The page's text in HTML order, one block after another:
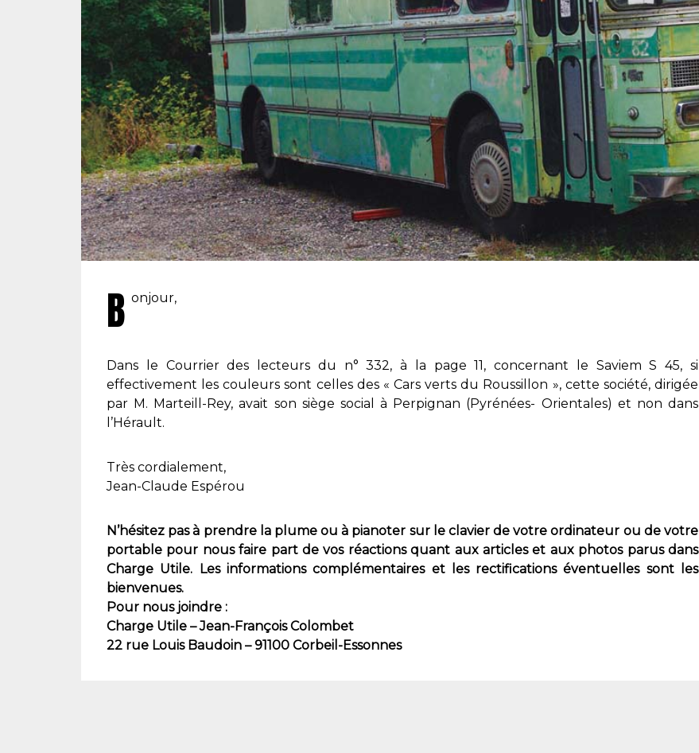
B onjour,
Dans le Courrier des lecteurs du n° 332, à la page 11, concernant le Saviem S 45, si
effectivement les couleurs sont celles des « Cars verts du Roussillon », cette société, dirigée
par M. Marteill-Rey, avait son siège social à Perpignan (Pyrénées- Orientales) et non dans
l’Hérault.
Très cordialement,
Jean-Claude Espérou
N’hésitez pas à prendre la plume ou à pianoter sur le clavier de votre ordinateur ou de votre
portable pour nous faire part de vos réactions quant aux articles et aux photos parus dans
Charge Utile. Les informations complémentaires et les rectifications éventuelles sont les
bienvenues.
Pour nous joindre :
Charge Utile – Jean-François Colombet
22 rue Louis Baudoin – 91100 Corbeil-Essonnes